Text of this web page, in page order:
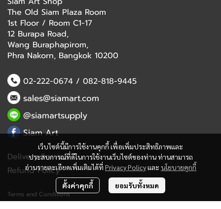
เว็บไซต์นี้มีการใช้งานคุกกี้ เพื่อเพิ่มประสิทธิภาพและ
ประสบการณ์ที่ดีในการใช้งานเว็บไซต์ของท่าน ท่านสามารถ
อ่านรายละเอียดเพิ่มเติมได้ที่ Privacy Policyและ นโยบายคุกกี้
ตั้งค่าคุกกี้ ยอมรับทั้งหมด
The Old Siam Plaza Room
1st Floor / Room C1-17
12 Burapa Road,
Wang Buraphapirom,
Phra Nakorn, Bangkok 10200
02-222-0674/ 082-818-9445
sales@siamart.com
@siamartsupply
Siam Art
Delivery Service
Refund Policy
Terms and Conditions